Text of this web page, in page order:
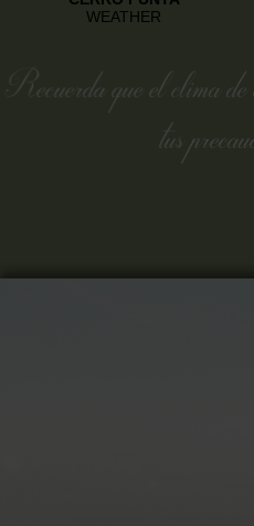
Recuerda que el clima
tus